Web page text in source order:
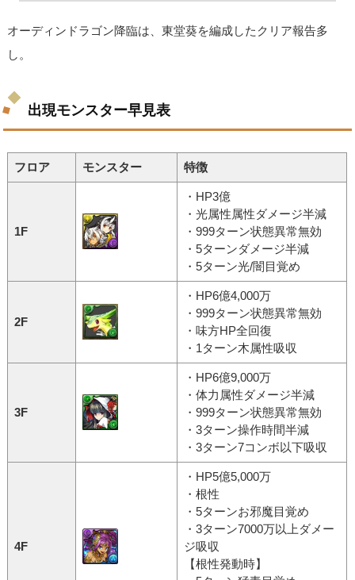
オーディンドラゴン降臨は、東堂葵を編成したクリア報告多
し。
出現モンスター早見表
フロア モンスター 特徴
1F
・HP3億
・光属性属性ダメージ半減
・999ターン状態異常無効
・5ターンダメージ半減
・5ターン光/闇目覚め
2F
・HP6億4,000万
・999ターン状態異常無効
・味方HP全回復
・1ターン木属性吸収
3F
・HP6億9,000万
・体力属性ダメージ半減
・999ターン状態異常無効
・3ターン操作時間半減
・3ターン7コンボ以下吸収
4F
・HP5億5,000万
・根性
・5ターンお邪魔目覚め
・3ターン7000万以上ダメー
ジ吸収
【根性発動時】